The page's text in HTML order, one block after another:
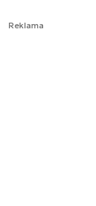
Reklama